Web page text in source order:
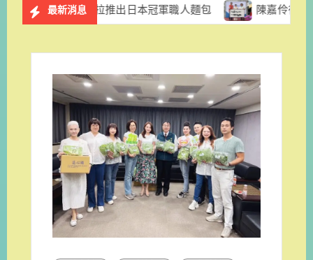
記
單
最新消息
里拉推出日本冠軍職人麵包 陳嘉伶律師創立易勝法律